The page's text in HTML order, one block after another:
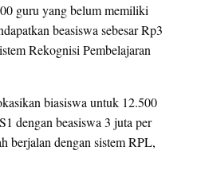
guru yang belum memiliki
beasiswa sebesar Rp3
Rekognisi Pembelajaran
biasiswa untuk 12.500
dengan beasiswa 3 juta per
berjalan dengan sistem RPL,